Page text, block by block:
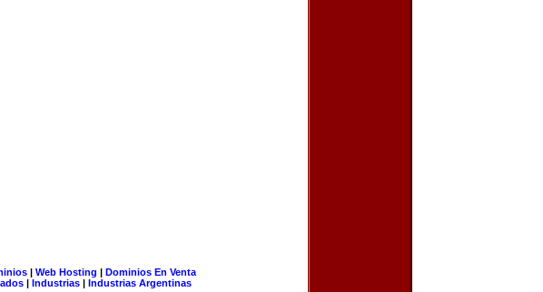
| Web Hosting | Dominios En Venta
| Industrias | Industrias Argentinas